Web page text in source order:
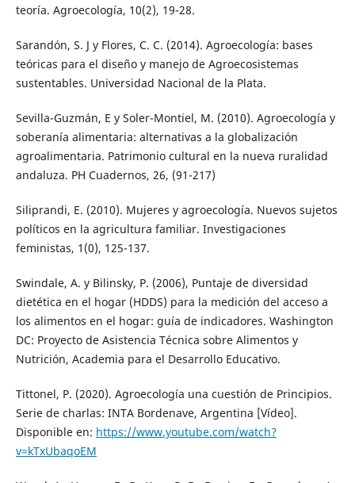
teoría. Agroecología, 10(2), 19-28.
Sarandón, S. J y Flores, C. C. (2014). Agroecología: bases
teóricas para el diseño y manejo de Agroecosistemas
sustentables. Universidad Nacional de la Plata.
Sevilla-Guzmán, E y Soler-Montiel, M. (2010). Agroecología y
soberanía alimentaria: alternativas a la globalización
agroalimentaria. Patrimonio cultural en la nueva ruralidad
andaluza. PH Cuadernos, 26, (91-217)
Siliprandi, E. (2010). Mujeres y agroecología. Nuevos sujetos
políticos en la agricultura familiar. Investigaciones
feministas, 1(0), 125-137.
Swindale, A. y Bilinsky, P. (2006), Puntaje de diversidad
dietética en el hogar (HDDS) para la medición del acceso a
los alimentos en el hogar: guía de indicadores. Washington
DC: Proyecto de Asistencia Técnica sobre Alimentos y
Nutrición, Academia para el Desarrollo Educativo.
Tittonel, P. (2020). Agroecología una cuestión de Principios.
Serie de charlas: INTA Bordenave, Argentina [Vídeo].
Disponible en: https://www.youtube.com/watch?
v=kTxUbaqoEM